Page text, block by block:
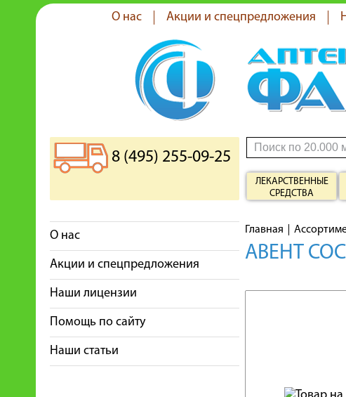
О нас Акции и спецпредложения
8 (495) 255-09-25
ЛЕКАРСТВЕННЫЕ
СРЕДСТВА
О нас
Акции и спецпредложения
Наши лицензии
Помощь по сайту
Наши статьи
Главная
АВЕНТ